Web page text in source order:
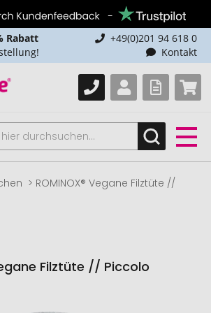
Rabatt
+49(0)201 94 618 0
Kontakt
ROMINOX® Vegane Filztüte //
Filztüte // Piccolo